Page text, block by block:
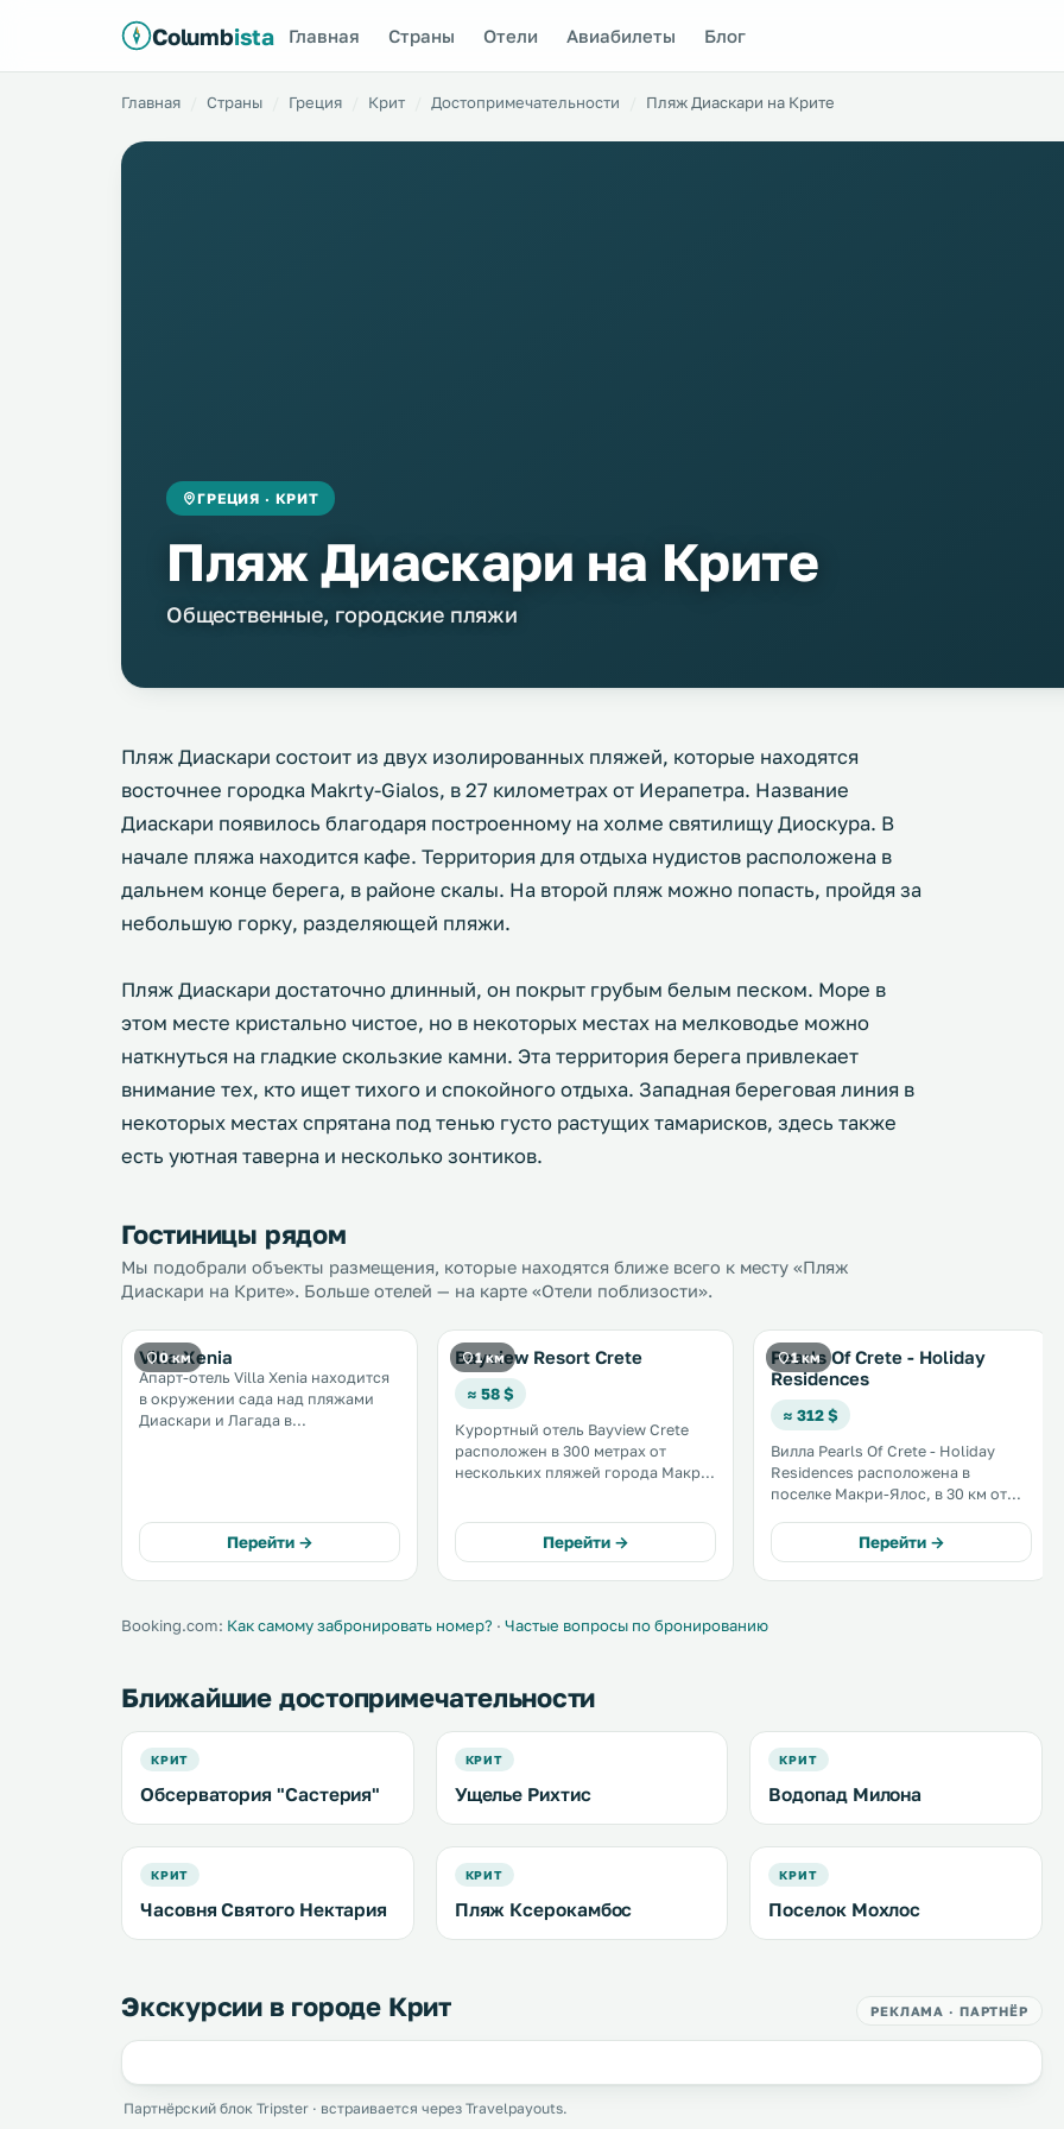
Columbista Главная Страны Отели Авиабилеты Блог
Главная Страны Греция Крит Достопримечательности Пляж Диаскари на Крите
ГРЕЦИЯ · КРИТ
Пляж Диаскари на Крите
Общественные, городские пляжи
Пляж Диаскари состоит из двух изолированных пляжей, которые находятся
восточнее городка Makrty-Gialos, в 27 километрах от Иерапетра. Название
Диаскари появилось благодаря построенному на холме святилищу Диоскура. В
начале пляжа находится кафе. Территория для отдыха нудистов расположена в
дальнем конце берега, в районе скалы. На второй пляж можно попасть, пройдя за
небольшую горку, разделяющей пляжи.
Пляж Диаскари достаточно длинный, он покрыт грубым белым песком. Море в
этом месте кристально чистое, но в некоторых местах на мелководье можно
наткнуться на гладкие скользкие камни. Эта территория берега привлекает
внимание тех, кто ищет тихого и спокойного отдыха. Западная береговая линия в
некоторых местах спрятана под тенью густо растущих тамарисков, здесь также
есть уютная таверна и несколько зонтиков.
Гостиницы рядом
Мы подобрали объекты размещения, которые находятся ближе всего к месту «Пляж
Диаскари на Крите». Больше отелей — на карте «Отели поблизости».
0 км
Villa Xenia
Апарт-отель Villa Xenia находится
в окружении сада над пляжами
Диаскари и Лагада в
Ливийское море. .
Перейти →
1 км
Bayview Resort Crete
≈ 58 $
Курортный отель Bayview Crete
расположен в 300 метрах от
нескольких пляжей города Макри
Перейти →
1 км
Pearls Of Crete - Holiday
Residences
≈ 312 $
Вилла Pearls Of Crete - Holiday
Residences расположена в
поселке Макри-Ялос, в 30 км от
оснащенной кондиционером
вилле работает бесплатный Wi-Fi.
На территории обустроена
Перейти →
Booking.com: Как самому забронировать номер? · Частые вопросы по бронированию
Ближайшие достопримечательности
КРИТ
Обсерватория "Састерия"
КРИТ
Ущелье Рихтис
КРИТ
Водопад Милона
КРИТ
Часовня Святого Нектария
КРИТ
Пляж Ксерокамбос
КРИТ
Поселок Мохлос
Экскурсии в городе Крит РЕКЛАМА · ПАРТНЁР
Партнёрский блок Tripster · встраивается через Travelpayouts.